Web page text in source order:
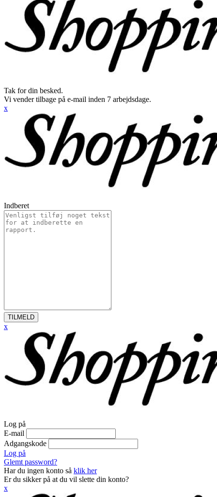
Tak for din besked.
Vi vender tilbage på e-mail inden 7 arbejdsdage.
x
Indberet
TILMELD
x
Log på
E-mail
Adgangskode
Log på
Glemt password?
Har du ingen konto så klik her
Er du sikker på at du vil slette din konto?
x